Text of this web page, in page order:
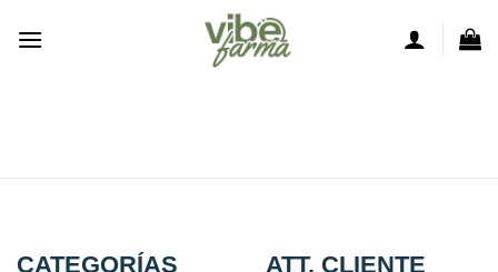
CATEGORÍAS ATT. CLIENTE